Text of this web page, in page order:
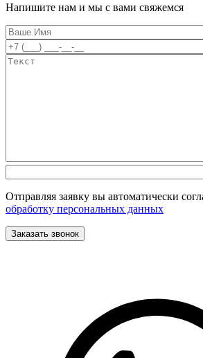
Напишите нам и мы с вами свяжемся
Отправляя заявку вы автоматически
обработку персональных данных